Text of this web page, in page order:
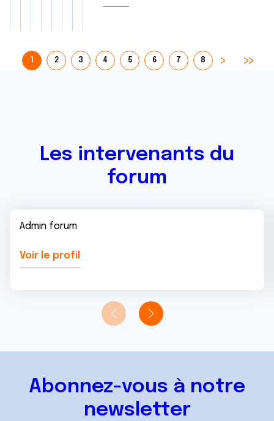
1 2 3 4 5 6 7 8
Les intervenants du
forum
Admin forum
Voir le profil
Abonnez-vous à notre
newsletter